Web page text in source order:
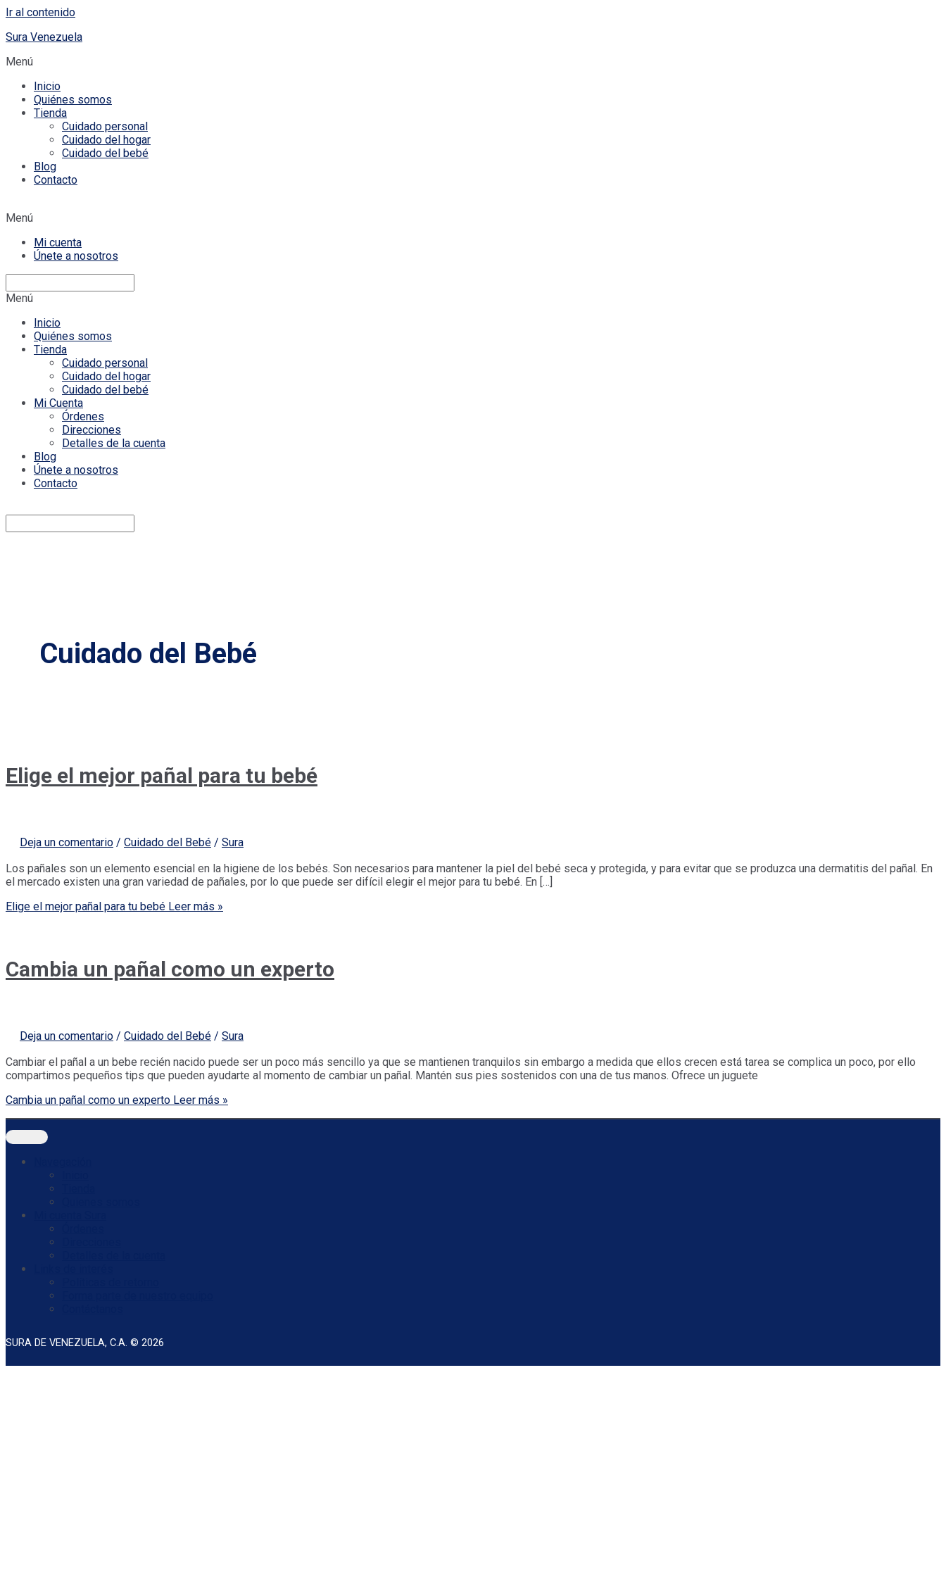
Ir al contenido
Sura Venezuela
Menú
Inicio
Quiénes somos
Tienda
Cuidado personal
Cuidado del hogar
Cuidado del bebé
Blog
Contacto
Menú
Mi cuenta
Únete a nosotros
Menú
Inicio
Quiénes somos
Tienda
Cuidado personal
Cuidado del hogar
Cuidado del bebé
Mi Cuenta
Órdenes
Direcciones
Detalles de la cuenta
Blog
Únete a nosotros
Contacto
Cuidado del Bebé
Elige el mejor pañal para tu bebé
Deja un comentario / Cuidado del Bebé / Sura
Los pañales son un elemento esencial en la higiene de los bebés. Son necesarios para mantener la piel del bebé seca y protegida, y para evitar que se produzca una dermatitis del pañal. En
el mercado existen una gran variedad de pañales, por lo que puede ser difícil elegir el mejor para tu bebé. En […]
Elige el mejor pañal para tu bebé Leer más »
Cambia un pañal como un experto
Deja un comentario / Cuidado del Bebé / Sura
Cambiar el pañal a un bebe recién nacido puede ser un poco más sencillo ya que se mantienen tranquilos sin embargo a medida que ellos crecen está tarea se complica un poco, por ello
compartimos pequeños tips que pueden ayudarte al momento de cambiar un pañal. Mantén sus pies sostenidos con una de tus manos. Ofrece un juguete
Cambia un pañal como un experto Leer más »
SURA DE VENEZUELA, C.A. © 2026